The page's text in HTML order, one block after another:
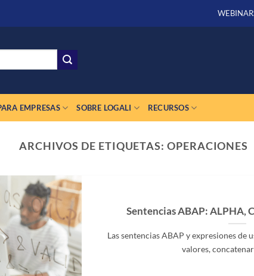
EMPRESAS SOBRE LOGALI RECURSOS
ARCHIVOS DE ETIQUETAS:OPERACIONES
Sentencias ABAP: ALPHA,
Las sentencias ABAP y expresiones
valores,